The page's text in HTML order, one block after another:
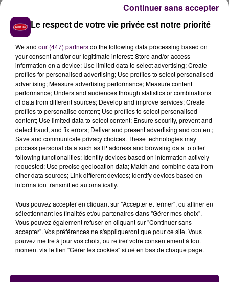
UNE EMPLOYÉE BLESSÉE AU VISAGE
Le Service départemental d'incendie et de secours de
la Seine-Maritime indique s'être également rendu sur
place, afin de prendre en charge deux employées.
victimes sont deux femmes âgées d'une
cinquantaine d'années, dont une qui a été
transportée au CHU de Rouen après avoir été
blessée au visage. La seconde, elle aussi en état de
choc, n'a pas été hospitalisée après avoir fait l'objet
d'un bilan médical.
À LA UNE
Le respect de votre vie privée est notre priorité
We and our (447) partnersdo the following data processing based on
your consent and/or our legitimate interest: Store and/or access
information on a device; Use limited data to select advertising; Create
profiles for personalised advertising; Use profiles to select personalised
advertising; Measure advertising performance; Measure content
performance; Understand audiences through statistics or combinations
of data from different sources; Develop and improve services; Create
profiles to personalise content; Use profiles to select personalised
content; Use limited data to select content; Ensure security, prevent and
detect fraud, and fix errors; Deliver and present advertising and content;
Save and communicate privacy choices. These technologies may
process personal data such as IP address and browsing data to offer
following functionalities: Identify devices based on information actively
requested; Use precise geolocation data; Match and combine data from
other data sources; Link different devices; Identify devices based on
information transmitted automatically.
Vous pouvez accepter en cliquant sur "Accepter et fermer", ou affiner en
sélectionnant les finalités et/ou partenaires dans "Gérer mes choix".
Vous pouvez également refuser en cliquant sur "Continuer sans
accepter". Vos préférences ne s'appliqueront que pour ce site. Vous
pouvez mettre à jour vos choix, ou retirer votre consentement à tout
moment via le lien "Gérer les cookies" situé en bas de chaque page.
Continuer sans accepter